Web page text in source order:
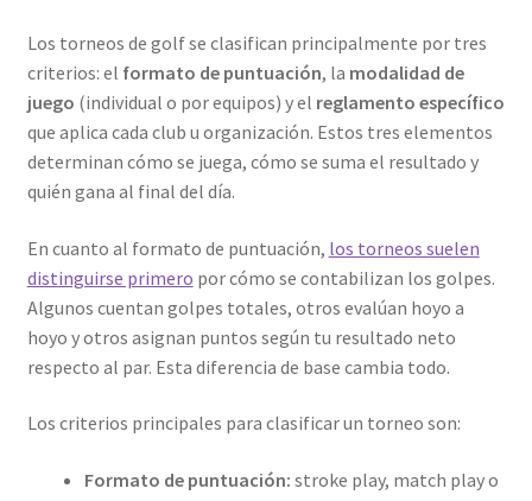
Los torneos de golf se clasifican principalmente por tres
criterios: el formato de puntuación, la modalidad de
juego (individual o por equipos) y el reglamento específico
que aplica cada club u organización. Estos tres elementos
determinan cómo se juega, cómo se suma el resultado y
quién gana al final del día.
En cuanto al formato de puntuación, los torneos suelen
distinguirse primero por cómo se contabilizan los golpes.
Algunos cuentan golpes totales, otros evalúan hoyo a
hoyo y otros asignan puntos según tu resultado neto
respecto al par. Esta diferencia de base cambia todo.
Los criterios principales para clasificar un torneo son:
Formato de puntuación: stroke play, match play o